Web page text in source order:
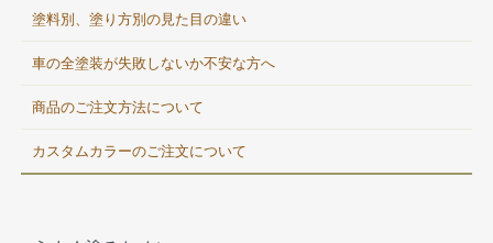
塗料別、塗り方別の見た目の違い
車の全塗装が失敗しないか不安な方へ
商品のご注文方法について
カスタムカラーのご注文について